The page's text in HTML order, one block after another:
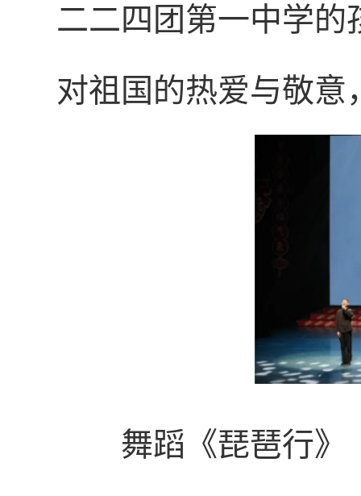
二二四团第一中学
对祖国的热爱与敬
舞蹈《琵琶行》